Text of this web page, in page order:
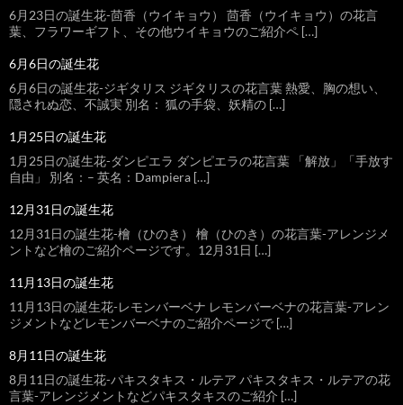
6月23日の誕生花-茴香（ウイキョウ） 茴香（ウイキョウ）の花言
葉、フラワーギフト、その他ウイキョウのご紹介ペ […]
6月6日の誕生花
6月6日の誕生花-ジギタリス ジギタリスの花言葉 熱愛、胸の想い、
隠されぬ恋、不誠実 別名： 狐の手袋、妖精の […]
1月25日の誕生花
1月25日の誕生花-ダンピエラ ダンピエラの花言葉 「解放」「手放す
自由」 別名：– 英名：Dampiera […]
12月31日の誕生花
12月31日の誕生花-檜（ひのき） 檜（ひのき）の花言葉-アレンジメ
ントなど檜のご紹介ページです。12月31日 […]
11月13日の誕生花
11月13日の誕生花-レモンバーベナ レモンバーベナの花言葉-アレン
ジメントなどレモンバーベナのご紹介ページで […]
8月11日の誕生花
8月11日の誕生花-パキスタキス・ルテア パキスタキス・ルテアの花
言葉-アレンジメントなどパキスタキスのご紹介 […]